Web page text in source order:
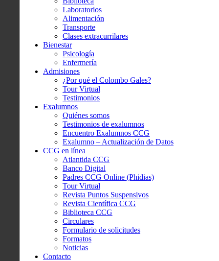
Laboratorios
Alimentación
Transporte
Clases extracurrilares
Bienestar
Psicología
Enfermería
Admisiones
¿Por qué el Colombo Gales?
Tour Virtual
Testimonios
Exalumnos
Quiénes somos
Testimonios de exalumnos
Encuentro Exalumnos CCG
Exalumno – Actualización de Datos
CCG en línea
Atlantida CCG
Banco Digital
Padres CCG Online (Phidias)
Tour Virtual
Revista Puntos Suspensivos
Revista Científica CCG
Biblioteca CCG
Circulares
Formulario de solicitudes
Formatos
Noticias
Contacto